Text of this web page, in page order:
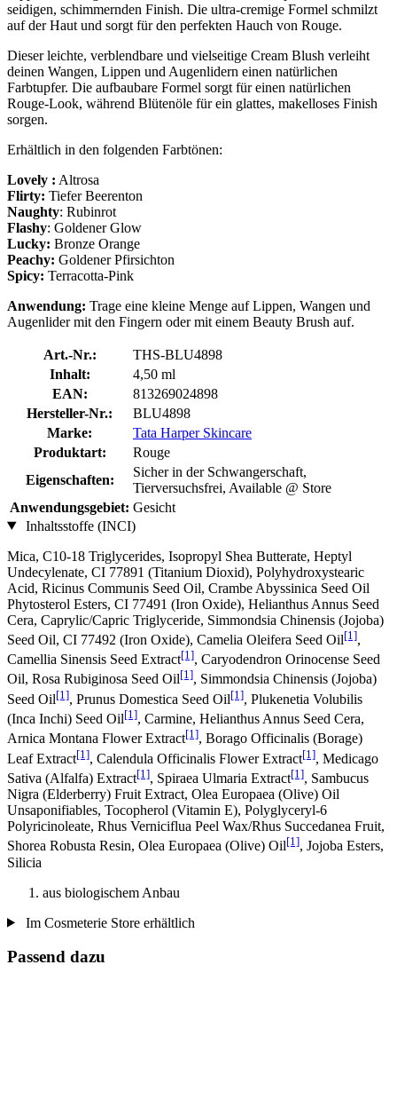
seidigen, schimmernden Finish. Die ultra-cremige Formel schmilzt
auf der Haut und sorgt für den perfekten Hauch von Rouge.
Dieser leichte, verblendbare und vielseitige Cream Blush verleiht
deinen Wangen, Lippen und Augenlidern einen natürlichen
Farbtupfer. Die aufbaubare Formel sorgt für einen natürlichen
Rouge-Look, während Blütenöle für ein glattes, makelloses Finish
sorgen.
Erhältlich in den folgenden Farbtönen:
Lovely : Altrosa
Flirty: Tiefer Beerenton
Naughty: Rubinrot
Flashy: Goldener Glow
Lucky: Bronze Orange
Peachy: Goldener Pfirsichton
Spicy: Terracotta-Pink
Anwendung: Trage eine kleine Menge auf Lippen, Wangen und
Augenlider mit den Fingern oder mit einem Beauty Brush auf.
Art.-Nr.:
THS-BLU4898
Inhalt:
4,50 ml
EAN:
813269024898
Hersteller-Nr.:
BLU4898
Marke:
Tata Harper Skincare
Produktart:
Rouge
Eigenschaften:
Sicher in der Schwangerschaft,
Tierversuchsfrei, Available @ Store
Anwendungsgebiet: Gesicht
Inhaltsstoffe (INCI)
Mica, C10-18 Triglycerides, Isopropyl Shea Butterate, Heptyl
Undecylenate, CI 77891 (Titanium Dioxid), Polyhydroxystearic
Acid, Ricinus Communis Seed Oil, Crambe Abyssinica Seed Oil
Phytosterol Esters, CI 77491 (Iron Oxide), Helianthus Annus Seed
Cera, Caprylic/Capric Triglyceride, Simmondsia Chinensis (Jojoba)
Seed Oil, CI 77492 (Iron Oxide), Camelia Oleifera Seed Oil[1],
Camellia Sinensis Seed Extract[1], Caryodendron Orinocense Seed
Oil, Rosa Rubiginosa Seed Oil[1], Simmondsia Chinensis (Jojoba)
Seed Oil[1], Prunus Domestica Seed Oil[1], Plukenetia Volubilis
(Inca Inchi) Seed Oil[1], Carmine, Helianthus Annus Seed Cera,
Arnica Montana Flower Extract[1], Borago Officinalis (Borage)
Leaf Extract[1], Calendula Officinalis Flower Extract[1], Medicago
Sativa (Alfalfa) Extract[1], Spiraea Ulmaria Extract[1], Sambucus
Nigra (Elderberry) Fruit Extract, Olea Europaea (Olive) Oil
Unsaponifiables, Tocopherol (Vitamin E), Polyglyceryl-6
Polyricinoleate, Rhus Verniciflua Peel Wax/Rhus Succedanea Fruit,
Shorea Robusta Resin, Olea Europaea (Olive) Oil[1], Jojoba Esters,
Silicia
aus biologischem Anbau
Im Cosmeterie Store erhältlich
Passend dazu